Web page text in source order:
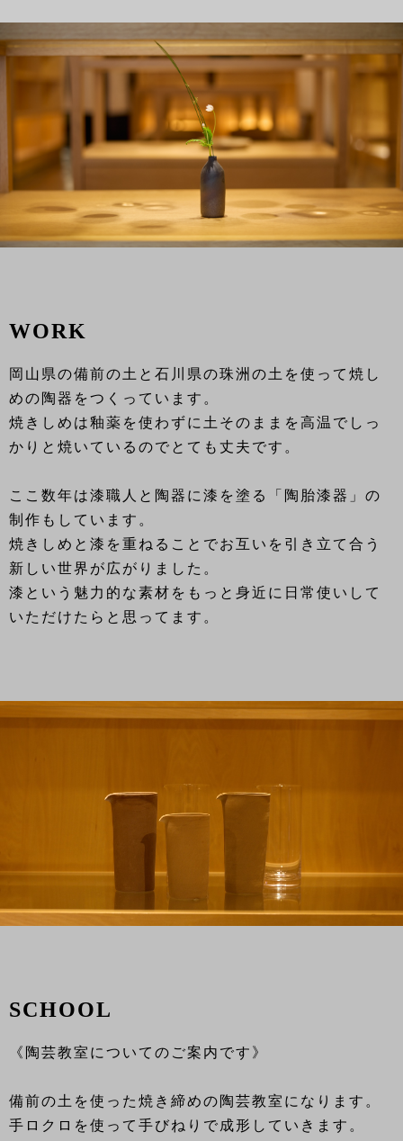
WORK
岡山県の備前の土と石川県の珠洲の土を使って焼し
めの陶器をつくっています。
焼きしめは釉薬を使わずに土そのままを高温でしっ
かりと焼いているのでとても丈夫です。
ここ数年は漆職人と陶器に漆を塗る「陶胎漆器」の
制作もしています。
焼きしめと漆を重ねることでお互いを引き立て合う
新しい世界が広がりました。
漆という魅力的な素材をもっと身近に日常使いして
いただけたらと思ってます。
SCHOOL
《陶芸教室についてのご案内です》
備前の土を使った焼き締めの陶芸教室になります。
手ロクロを使って手びねりで成形していきます。